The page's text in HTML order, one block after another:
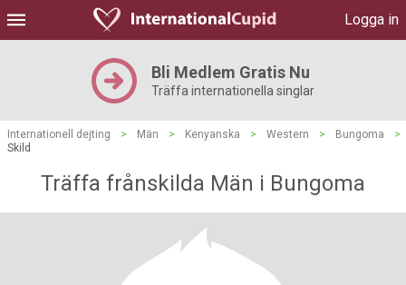
Logga in
Bli Medlem Gratis Nu
Träffa internationella singlar
Internationell dejting > Män > Kenyanska > Western > Bungoma
>
Skild
Träffa frånskilda Män i Bungoma